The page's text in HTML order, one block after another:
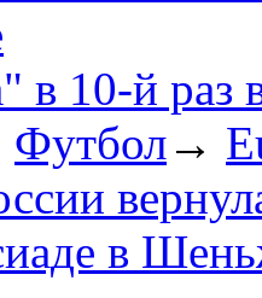
в 10-й раз
Футбол→
в